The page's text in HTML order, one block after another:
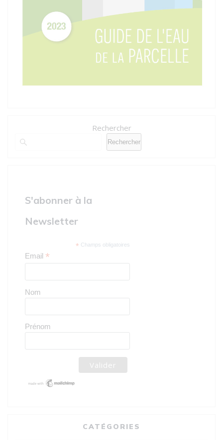
Rechercher
Rechercher
S'abonner à la
Newsletter
* Champs obligatoires
Email *
Nom
Prénom
CATÉGORIES